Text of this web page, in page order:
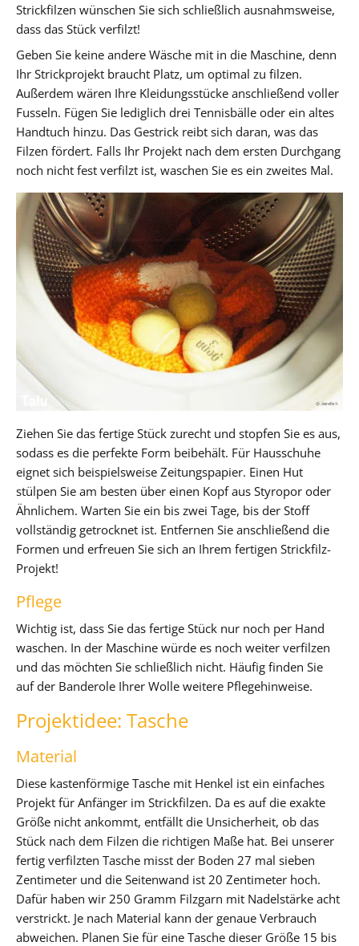
Strickfilzen wünschen Sie sich schließlich ausnahmsweise,
dass das Stück verfilzt!
Geben Sie keine andere Wäsche mit in die Maschine, denn
Ihr Strickprojekt braucht Platz, um optimal zu filzen.
Außerdem wären Ihre Kleidungsstücke anschließend voller
Fusseln. Fügen Sie lediglich drei Tennisbälle oder ein altes
Handtuch hinzu. Das Gestrick reibt sich daran, was das
Filzen fördert. Falls Ihr Projekt nach dem ersten Durchgang
noch nicht fest verfilzt ist, waschen Sie es ein zweites Mal.
Ziehen Sie das fertige Stück zurecht und stopfen Sie es aus,
sodass es die perfekte Form beibehält. Für Hausschuhe
eignet sich beispielsweise Zeitungspapier. Einen Hut
stülpen Sie am besten über einen Kopf aus Styropor oder
Ähnlichem. Warten Sie ein bis zwei Tage, bis der Stoff
vollständig getrocknet ist. Entfernen Sie anschließend die
Formen und erfreuen Sie sich an Ihrem fertigen Strickfilz-
Projekt!
Pflege
Wichtig ist, dass Sie das fertige Stück nur noch per Hand
waschen. In der Maschine würde es noch weiter verfilzen
und das möchten Sie schließlich nicht. Häufig finden Sie
auf der Banderole Ihrer Wolle weitere Pflegehinweise.
Projektidee: Tasche
Material
Diese kastenförmige Tasche mit Henkel ist ein einfaches
Projekt für Anfänger im Strickfilzen. Da es auf die exakte
Größe nicht ankommt, entfällt die Unsicherheit, ob das
Stück nach dem Filzen die richtigen Maße hat. Bei unserer
fertig verfilzten Tasche misst der Boden 27 mal sieben
Zentimeter und die Seitenwand ist 20 Zentimeter hoch.
Dafür haben wir 250 Gramm Filzgarn mit Nadelstärke acht
verstrickt. Je nach Material kann der genaue Verbrauch
abweichen. Planen Sie für eine Tasche dieser Größe 15 bis